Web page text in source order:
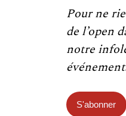
Pour ne
de l’open
notre
S'abonner